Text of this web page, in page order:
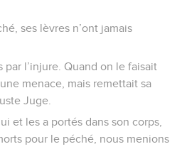
ses lèvres n’ont jamais
l’injure. Quand on le faisait
menace, mais remettait sa
Juge.
et les a portés dans son corps,
pour le péché, nous menions